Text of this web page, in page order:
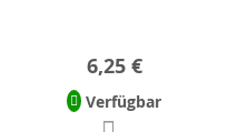
6,25 €
Verfügbar